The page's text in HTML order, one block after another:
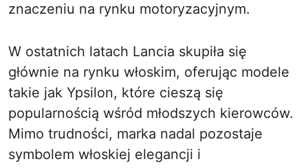
znaczeniu na rynku motoryzacyjnym.
W ostatnich latach Lancia skupiła się
głównie na rynku włoskim, oferując modele
takie jak Ypsilon, które cieszą się
popularnością wśród młodszych kierowców.
Mimo trudności, marka nadal pozostaje
symbolem włoskiej elegancji i